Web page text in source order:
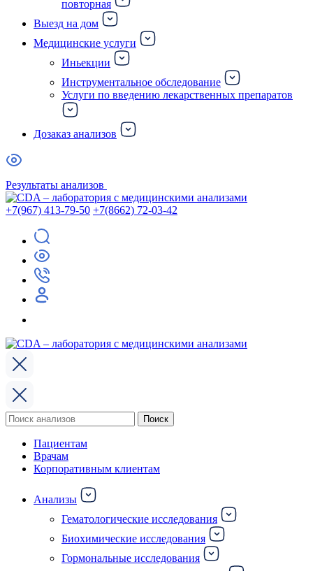
повторная
Выезд на дом
Медицинские услуги
Иньекции
Инструментальное обследование
Услуги по введению лекарственных препаратов
Дозаказ анализов
Результаты анализов
+7(967) 413-79-50 +7(8662) 72-03-42
Поиск
по:
Поиск
Пациентам
Врачам
Корпоративным клиентам
Анализы
Гематологические исследования
Биохимические исследования
Гормональные исследования